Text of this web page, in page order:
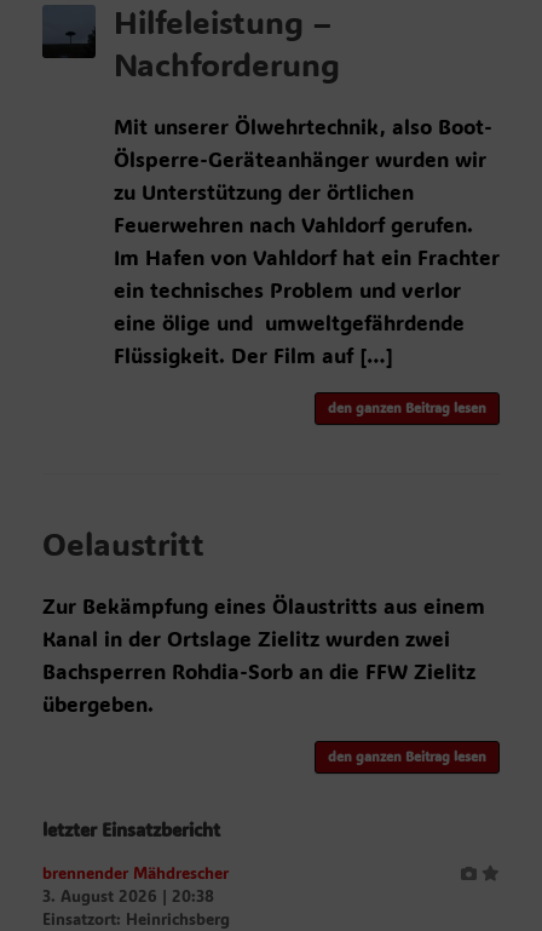
Hilfeleistung –
Nachforderung
Mit unserer Ölwehrtechnik, also Boot-
Ölsperre-Geräteanhänger wurden wir
zu Unterstützung der örtlichen
Feuerwehren nach Vahldorf gerufen.
Im Hafen von Vahldorf hat ein Frachter
ein technisches Problem und verlor
eine ölige und umweltgefährdende
Flüssigkeit. Der Film auf […]
den ganzen Beitrag lesen
Oelaustritt
Zur Bekämpfung eines Ölaustritts aus einem
Kanal in der Ortslage Zielitz wurden zwei
Bachsperren Rohdia-Sorb an die FFW Zielitz
übergeben.
den ganzen Beitrag lesen
letzter Einsatzbericht
brennender Mähdrescher
3. August 2026 | 20:38
Einsatzort: Heinrichsberg